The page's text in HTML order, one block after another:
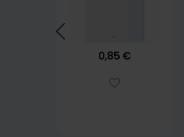
0,85 €